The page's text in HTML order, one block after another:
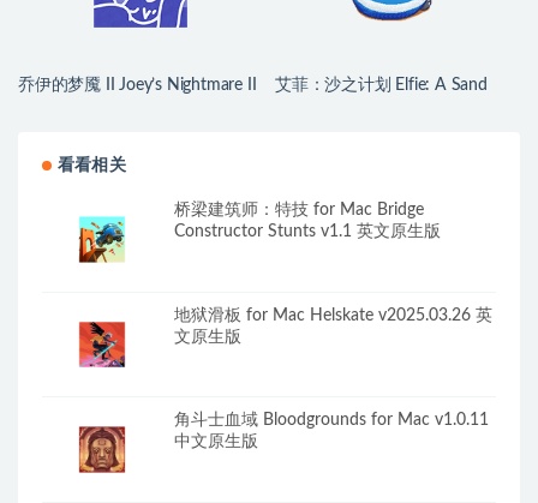
乔伊的梦魇 II Joey’s Nightmare II
艾菲：沙之计划 Elfie: A Sand
看看相关
桥梁建筑师：特技 for Mac Bridge
Constructor Stunts v1.1 英文原生版
地狱滑板 for Mac Helskate v2025.03.26 英
文原生版
角斗士血域 Bloodgrounds for Mac v1.0.11
中文原生版